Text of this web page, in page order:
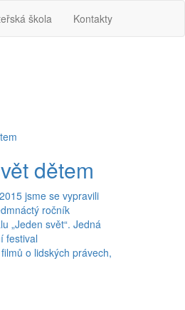
škola Kontakty
dětem
jsme se vypravili
ročník
„Jeden svět“. Jedná
festival
o lidských právech,